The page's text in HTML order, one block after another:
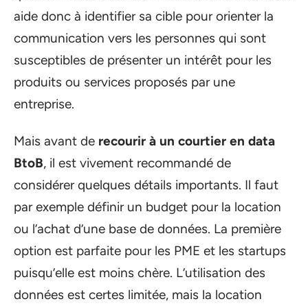
aide donc à identifier sa cible pour orienter la
communication vers les personnes qui sont
susceptibles de présenter un intérêt pour les
produits ou services proposés par une
entreprise.
Mais avant de recourir à un courtier en data
BtoB, il est vivement recommandé de
considérer quelques détails importants. Il faut
par exemple définir un budget pour la location
ou l’achat d’une base de données. La première
option est parfaite pour les PME et les startups
puisqu’elle est moins chère. L’utilisation des
données est certes limitée, mais la location